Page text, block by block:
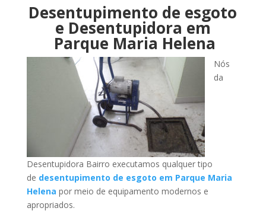
Desentupimento de esgoto
e Desentupidora em
Parque Maria Helena
Nós
da
Desentupidora Bairro executamos qualquer tipo
de desentupimento de esgoto em Parque Maria
Helena por meio de equipamento modernos e
apropriados.